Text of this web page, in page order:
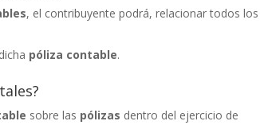
, el contribuyente podrá, relacionar todos los
póliza contable.
sobre las pólizas dentro del ejercicio de